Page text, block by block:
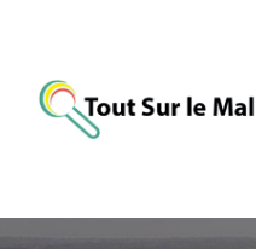
contenu